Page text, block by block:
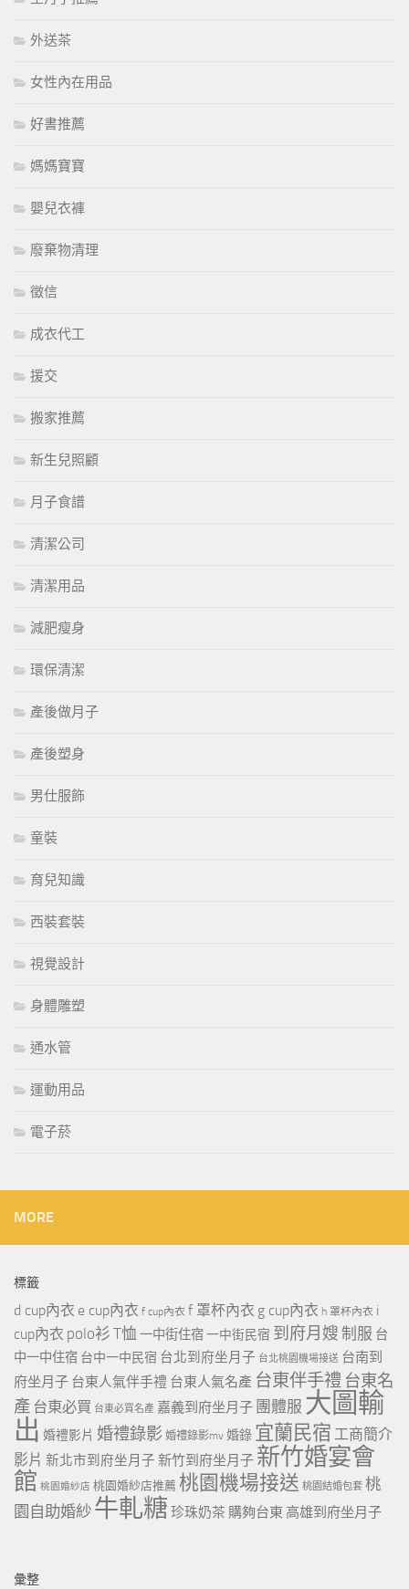
外送茶
女性內在用品
好書推薦
媽媽寶寶
嬰兒衣褲
廢棄物清理
徵信
成衣代工
援交
搬家推薦
新生兒照顧
月子食譜
清潔公司
清潔用品
減肥瘦身
環保清潔
產後做月子
產後塑身
男仕服飾
童裝
育兒知識
西裝套裝
視覺設計
身體雕塑
通水管
運動用品
電子菸
MORE
標籤
d cup內衣 e cup內衣 f cup內衣 f 罩杯內衣 g cup內衣 h 罩杯內衣 i
cup內衣 polo衫 T恤 一中街住宿一中街民宿 到府月嫂 制服 台
中一中住宿 台中一中民宿 台北到府坐月子 台北桃園機場接送 台南到
府坐月子 台東人氣伴手禮 台東人氣名產 台東伴手禮 台東名
產 台東必買 台東必買名產 嘉義到府坐月子 團體服 大圖輸
出 婚禮影片 婚禮錄影 婚禮錄影mv 婚錄 宜蘭民宿 工商簡介
影片 新北市到府坐月子 新竹到府坐月子 新竹婚宴會
館 桃園婚紗店 桃園婚紗店推薦 桃園機場接送 桃園結婚包套 桃
園自助婚紗 牛軋糖 珍珠奶茶 購夠台東 高雄到府坐月子
彙整